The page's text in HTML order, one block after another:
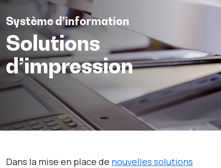
Système d’information
Solutions
d’impression
Dans la mise en place de nouvelles solutions